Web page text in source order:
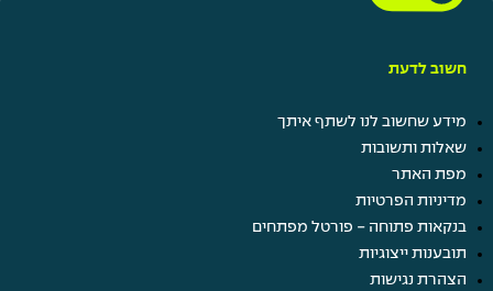
חשוב לדעת
מידע שחשוב לנו לשתף איתך
שאלות ותשובות
מפת האתר
מדיניות הפרטיות
בנקאות פתוחה - פורטל מפתחים
תובענות ייצוגיות
הצהרת נגישות